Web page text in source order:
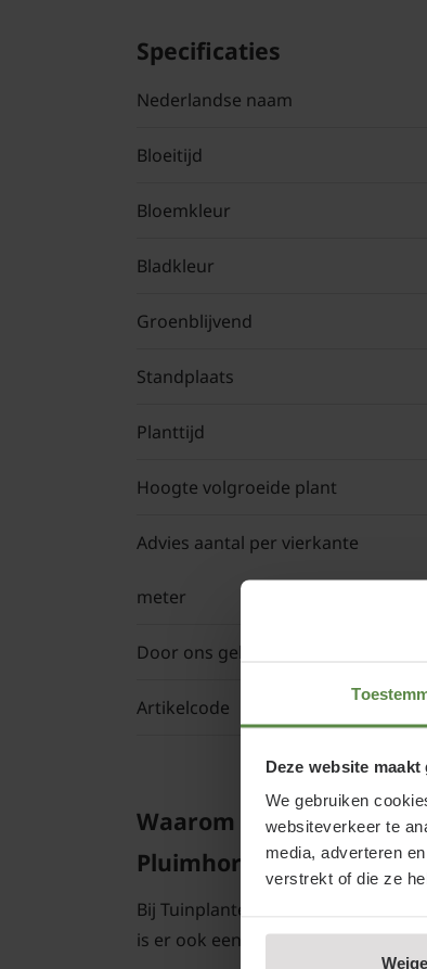
Deze website
We gebruiken
websiteverkeer te
media, adverteren
verstrekt of die ze
Specificaties
Nederlandse naam
Bloeitijd
Bloemkleur
Bladkleur
Groenblijvend
Standplaats
Planttijd
Hoogte volgroeide plant
Advies aantal per vierkante
meter
Door ons geleverde potmaat
Artikelcode
Waarom Hydrangea
Pluimhortensia kopen
Bij Tuinplantenwinkel.nl koopt u
is er ook een groot planten- en